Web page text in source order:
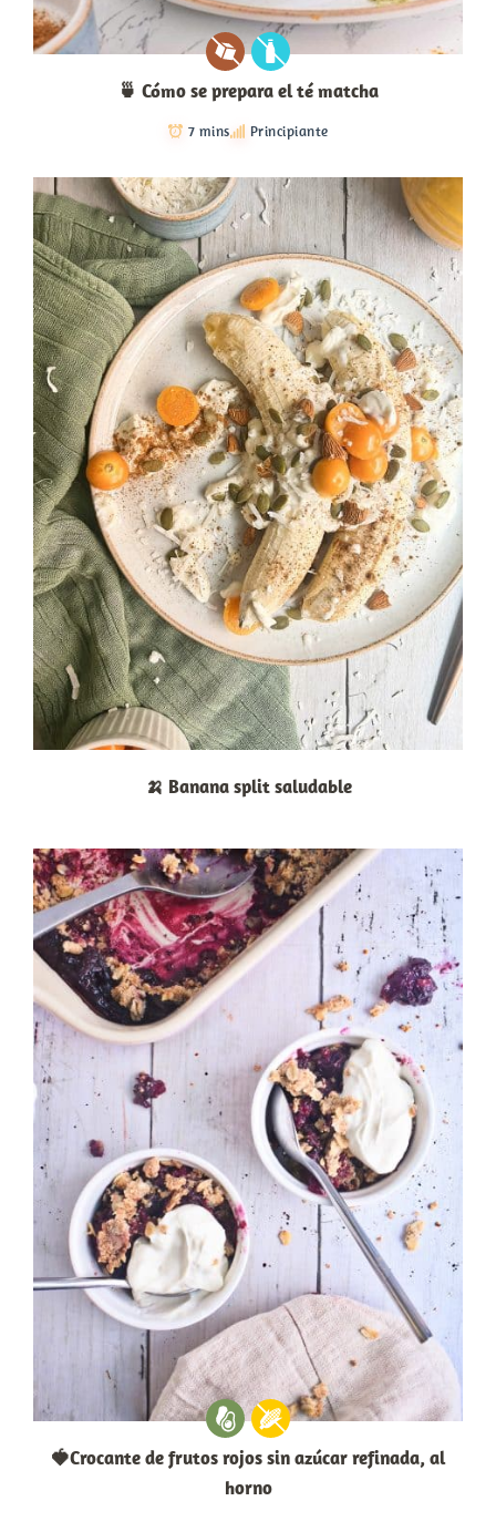
🍵 Cómo se prepara el té matcha
7 mins Principiante
🍌 Banana split saludable
🍓Crocante de frutos rojos sin azúcar refinada, al
horno